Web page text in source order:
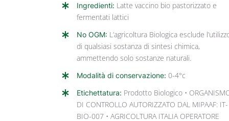
Ingredienti: Latte vaccino bio pastorizzato e
fermentati lattici
No OGM: L’agricoltura Biologica esclude
di qualsiasi sostanza di sintesi chimica,
ammettendo solo sostanze naturali.
Modalità di conservazione: 0-4°c
Etichettatura: Prodotto Biologico •
DI CONTROLLO AUTORIZZATO DAL MIPAAF: IT-
BIO-007 • AGRICOLTURA ITALIA OPERATORE